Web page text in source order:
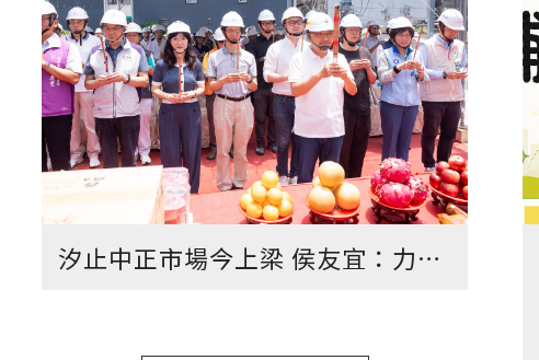
汐止中正市場今上梁 侯友宜：力拚年底完工啟用 打造現代化市場